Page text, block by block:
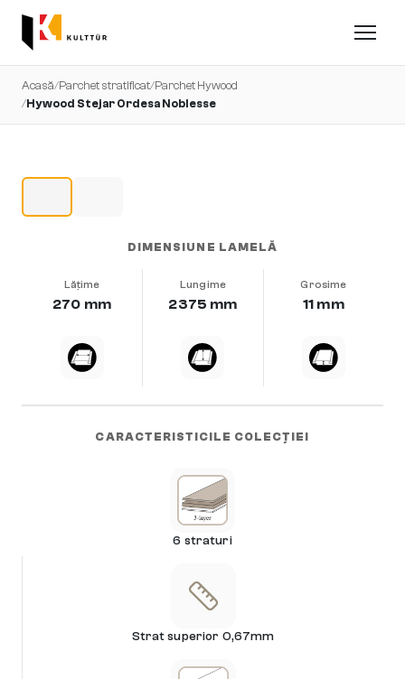
Acasă/Parchet stratificat/Parchet Hywood
/Hywood Stejar Ordesa Noblesse
DIMENSIUNE LAMELĂ
Lățime
270 mm
Lungime
2375 mm
Grosime
11 mm
CARACTERISTICILE COLECȚIEI
6 straturi
Strat superior 0,67mm